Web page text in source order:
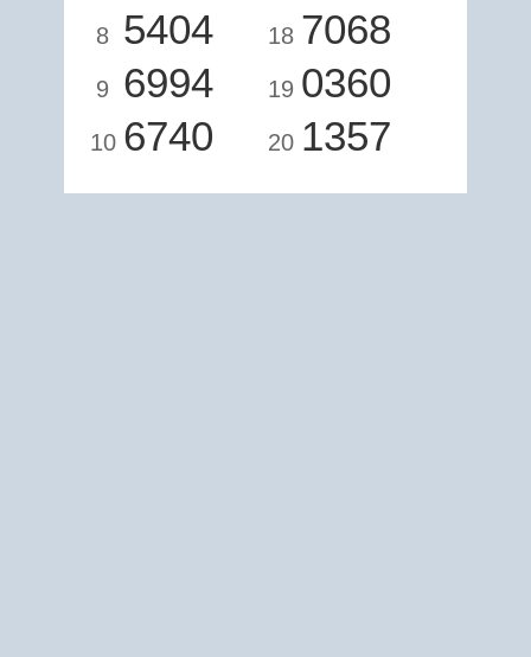
8 5404
9 6994
10 6740
18 7068
19 0360
20 1357